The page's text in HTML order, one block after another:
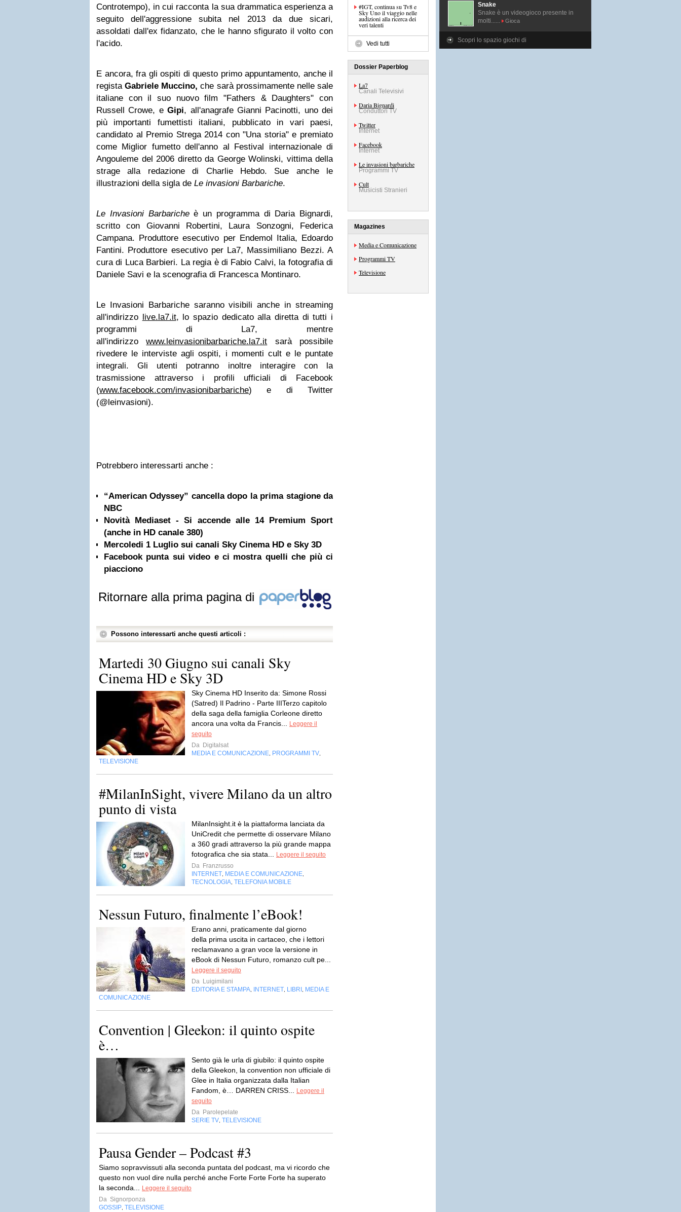
Controtempo), in cui racconta la sua drammatica esperienza a
seguito dell'aggressione subita nel 2013 da due sicari,
assoldati dall'ex fidanzato, che le hanno sfigurato il volto con
l'acido.
E ancora, fra gli ospiti di questo primo appuntamento, anche il
registaGabriele Muccino,che sarà prossimamente nelle sale
italiane con il suo nuovo film "Fathers & Daughters" con
Russell Crowe, eGipi, all'anagrafe Gianni Pacinotti, uno dei
più importanti fumettisti italiani, pubblicato in vari paesi,
candidato al Premio Strega 2014 con "Una storia" e premiato
come Miglior fumetto dell'anno al Festival internazionale di
Angouleme del 2006 diretto da George Wolinski, vittima della
strage alla redazione di Charlie Hebdo. Sue anche le
illustrazioni della sigla de Le invasioni Barbariche.
Le Invasioni Barbaricheè un programma di Daria Bignardi,
scritto con Giovanni Robertini, Laura Sonzogni, Federica
Campana. Produttore esecutivo per Endemol Italia, Edoardo
Fantini. Produttore esecutivo per La7, Massimiliano Bezzi. A
cura di Luca Barbieri. La regia è di Fabio Calvi, la fotografia di
Daniele Savi e la scenografia di Francesca Montinaro.
Le Invasioni Barbariche saranno visibili anche in streaming
all'indirizzo live.la7.it, lo spazio dedicato alla diretta di tutti i
programmi di La7, mentre
all'indirizzowww.leinvasionibarbariche.la7.it sarà possibile
rivedere le interviste agli ospiti, i momenti cult e le puntate
integrali. Gli utenti potranno inoltre interagire con la
trasmissione attraverso i profili ufficiali di Facebook
(www.facebook.com/invasionibarbariche) e di Twitter
(@leinvasioni).
Potrebbero interessarti anche :
“American Odyssey” cancella dopo la prima stagione da
NBC
Novità Mediaset - Si accende alle 14 Premium Sport
(anche in HD canale 380)
Mercoledi 1 Luglio sui canali Sky Cinema HD e Sky 3D
Facebook punta sui video e ci mostra quelli che più ci
piacciono
Ritornare alla prima pagina di
Possono interessarti anche questi articoli :
Martedi 30 Giugno sui canali Sky
Cinema HD e Sky 3D
Sky Cinema HD Inserito da: Simone Rossi
(Satred) Il Padrino - Parte IIITerzo capitolo
della saga della famiglia Corleone diretto
ancora una volta da Francis...
Leggere il
seguito
Da Digitalsat
MEDIA E COMUNICAZIONE PROGRAMMI TV
TELEVISIONE
#MilanInSight, vivere Milano da un altro
punto di vista
MilanInsight.it è la piattaforma lanciata da
UniCredit che permette di osservare Milano
a 360 gradi attraverso la più grande mappa
fotografica che sia stata...
Leggere il seguito
Da Franzrusso
INTERNET MEDIA E COMUNICAZIONE
TECNOLOGIA TELEFONIA MOBILE
Nessun Futuro, finalmente l’eBook!
Erano anni, praticamente dal giorno
della prima uscita in cartaceo, che i lettori
reclamavano a gran voce la versione in
eBook di Nessun Futuro, romanzo cult pe...
Leggere il seguito
Da Luigimilani
EDITORIA E STAMPA
INTERNET LIBRI
MEDIA E
COMUNICAZIONE
Convention | Gleekon: il quinto ospite
è…
Sento già le urla di giubilo: il quinto ospite
della Gleekon, la convention non ufficiale di
Glee in Italia organizzata dalla Italian
Fandom, è… DARREN CRISS...
Leggere il
seguito
Da Parolepelate
SERIE TV TELEVISIONE
Pausa Gender – Podcast #3
Siamo sopravvissuti alla seconda puntata del podcast, ma vi ricordo che
questo non vuol dire nulla perché anche Forte Forte Forte ha superato
la seconda...
Leggere il seguito
Da Signorponza
GOSSIP TELEVISIONE
#IGT, continua su Tv8 e
Sky Uno il viaggio nelle
audizioni alla ricerca dei
veri talenti
Vedi tutti
Dossier Paperblog
La7
Canali Televisivi
Daria Bignardi
Conduttori TV
Twitter
Internet
Facebook
Internet
Le invasioni barbariche
Programmi TV
Cult
Musicisti Stranieri
Magazines
Media e Comunicazione
Programmi TV
Televisione
Snake
Snake è un videogioco presente in
molti......
Gioca
Scopri lo spazio giochi di